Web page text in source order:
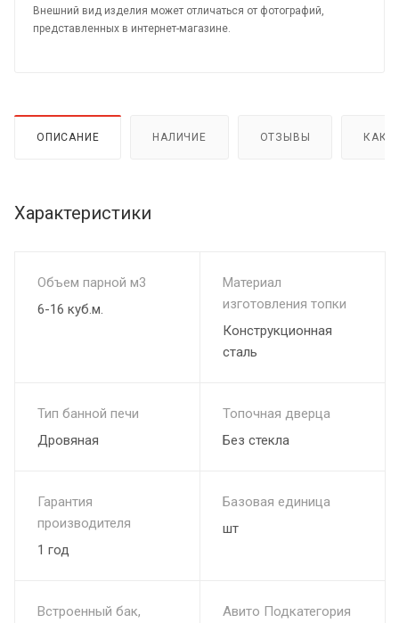
Внешний вид изделия может отличаться от фотографий,
представленных в интернет-магазине.
ОПИСАНИЕ НАЛИЧИЕ ОТЗЫВЫ КАК
Характеристики
Объем парной м3
6-16 куб.м.
Материал
изготовления топки
Конструкционная
сталь
Тип банной печи
Дровяная
Топочная дверца
Без стекла
Гарантия
производителя
1 год
Базовая единица
шт
Встроенный бак, Авито Подкатегория